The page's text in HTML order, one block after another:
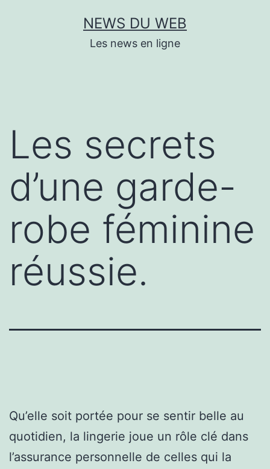
NEWS DU WEB
Les news en ligne
Les secrets
d’une garde-
robe féminine
réussie.
Qu’elle soit portée pour se sentir belle au
quotidien, la lingerie joue un rôle clé dans
l’assurance personnelle de celles qui la